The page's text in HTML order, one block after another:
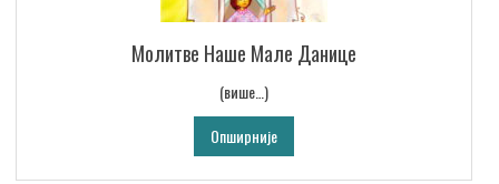
Молитве Наше Мале Данице
(више…)
Опширније